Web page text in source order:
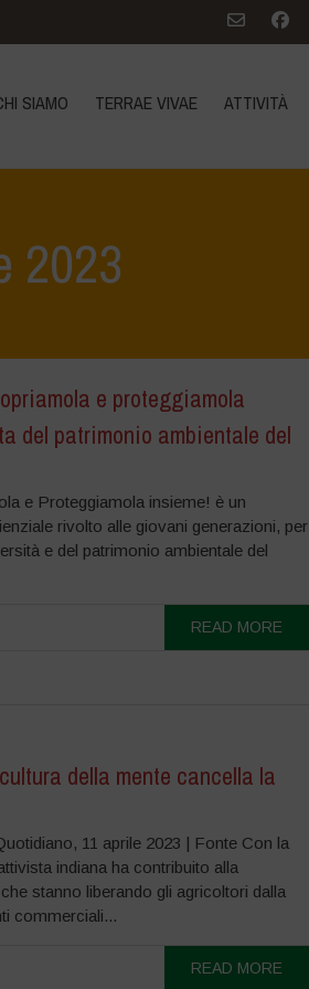
SIAMO TERRAE VIVAE ATTIVITÀ
2023
e proteggiamola
del patrimonio ambientale del
e Proteggiamola insieme! è un
rivolto alle giovani generazioni, per
e del patrimonio ambientale del
READ MORE
della mente cancella la
11 aprile 2023 | Fonte Con la
indiana ha contribuito alla
stanno liberando gli agricoltori dalla
commerciali...
READ MORE